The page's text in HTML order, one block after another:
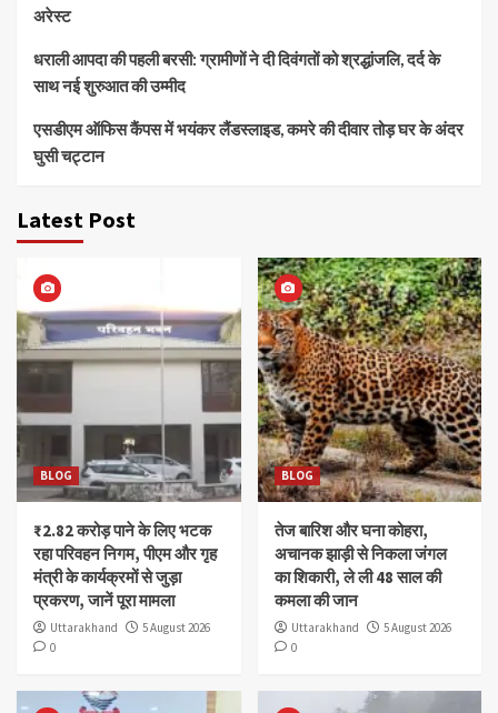
अरेस्ट
धराली आपदा की पहली बरसी: ग्रामीणों ने दी दिवंगतों को श्रद्धांजलि, दर्द के
साथ नई शुरुआत की उम्मीद
एसडीएम ऑफिस कैंपस में भयंकर लैंडस्लाइड, कमरे की दीवार तोड़ घर के अंदर
घुसी चट्टान
Latest Post
BLOG
₹2.82 करोड़ पाने के लिए भटक
रहा परिवहन निगम, पीएम और गृह
मंत्री के कार्यक्रमों से जुड़ा
प्रकरण, जानें पूरा मामला
Uttarakhand
5 August 2026
0
BLOG
तेज बारिश और घना कोहरा,
अचानक झाड़ी से निकला जंगल
का शिकारी, ले ली 48 साल की
कमला की जान
Uttarakhand
5 August 2026
0